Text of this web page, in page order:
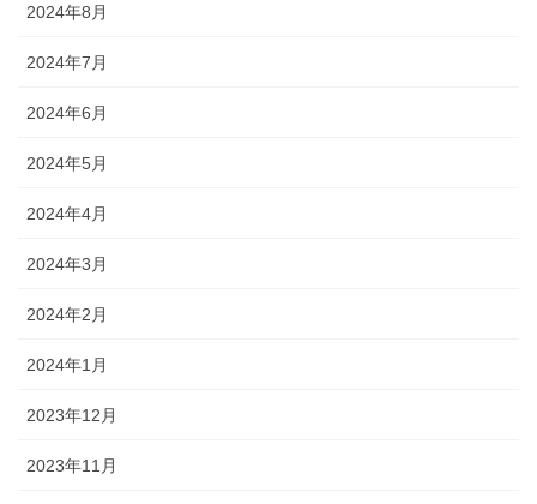
2024年8月
2024年7月
2024年6月
2024年5月
2024年4月
2024年3月
2024年2月
2024年1月
2023年12月
2023年11月